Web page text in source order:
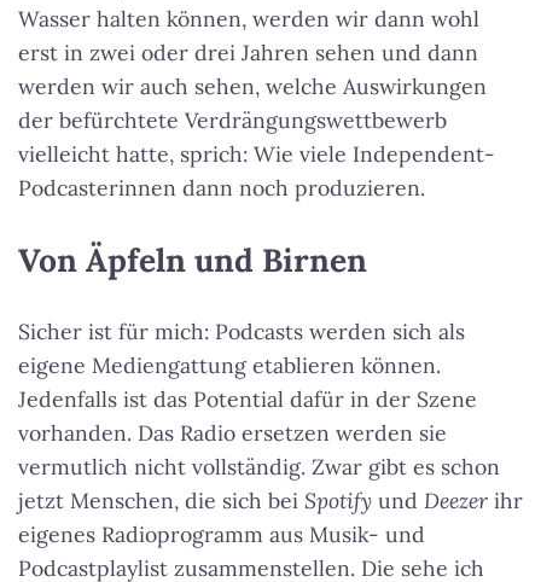
Wasser halten können, werden wir dann wohl
erst in zwei oder drei Jahren sehen und dann
werden wir auch sehen, welche Auswirkungen
der befürchtete Verdrängungswettbewerb
vielleicht hatte, sprich: Wie viele Independent-
Podcasterinnen dann noch produzieren.
Von Äpfeln und Birnen
Sicher ist für mich: Podcasts werden sich als
eigene Mediengattung etablieren können.
Jedenfalls ist das Potential dafür in der Szene
vorhanden. Das Radio ersetzen werden sie
vermutlich nicht vollständig. Zwar gibt es schon
jetzt Menschen, die sich bei Spotify und Deezer ihr
eigenes Radioprogramm aus Musik- und
Podcastplaylist zusammenstellen. Die sehe ich